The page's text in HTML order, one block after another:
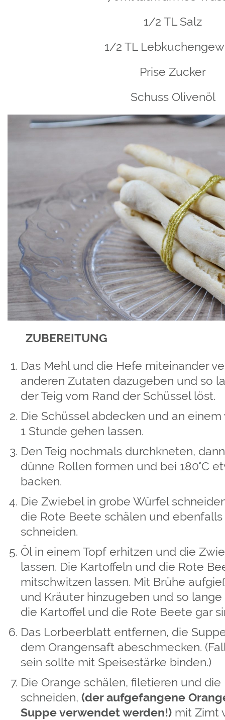
1/2 TL Salz
1/2 TL
Prise Zucker
Schuss Olivenöl
ZUBEREITUNG
Das Mehl und die Hefe miteinander
anderen Zutaten dazugeben und so
der Teig vom Rand der Schüssel löst.
Die Schüssel abdecken und an
1 Stunde gehen lassen.
Den Teig nochmals durchkneten,
dünne Rollen formen und bei 180°C
backen.
Die Zwiebel in grobe Würfel
die Rote Beete schälen und
schneiden.
Öl in einem Topf erhitzen und die
lassen. Die Kartoffeln und die Rote
mitschwitzen lassen. Mit Brühe
und Kräuter hinzugeben und so
die Kartoffel und die Rote Beete gar
Das Lorbeerblatt entfernen, die
dem Orangensaft abeschmecken.
sein sollte mit Speisestärke binden.)
Die Orange schälen, filetieren und
schneiden, (der aufgefangene
Suppe verwendet werden!) mit Zimt